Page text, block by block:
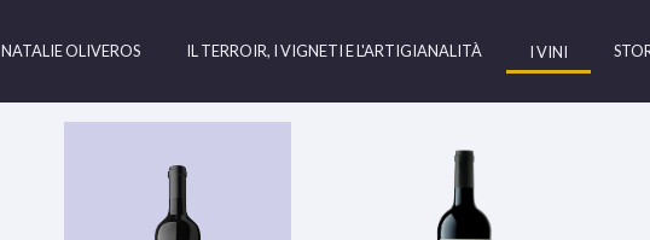
NATALIE OLIVEROS IL TERROIR, I VIGNETI E L'ARTIGIANALITÀ I VINI